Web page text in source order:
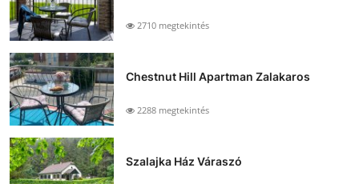
2710 megtekintés
Chestnut Hill Apartman Zalakaros
2288 megtekintés
Szalajka Ház Váraszó